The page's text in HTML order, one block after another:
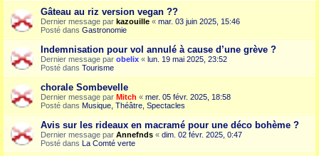
Gâteau au riz version vegan ??
Dernier message par kazouille « mar. 03 juin 2025, 15:46
Posté dans Gastronomie
Indemnisation pour vol annulé à cause d’une grève ?
Dernier message par obelix « lun. 19 mai 2025, 23:52
Posté dans Tourisme
chorale Sombevelle
Dernier message par Mitch « mer. 05 févr. 2025, 18:58
Posté dans Musique, Théâtre, Spectacles
Avis sur les rideaux en macramé pour une déco bohème ?
Dernier message par Annefnds « dim. 02 févr. 2025, 0:47
Posté dans La Comté verte